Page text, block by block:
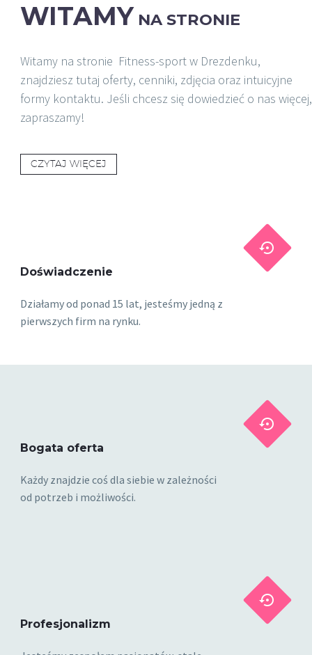
WITAMY NA STRONIE
Witamy na stronie Fitness-sport w Drezdenku,
znajdziesz tutaj oferty, cenniki, zdjęcia oraz intuicyjne
formy kontaktu. Jeśli chcesz się dowiedzieć o nas więcej,
zapraszamy!
CZYTAJ WIĘCEJ
Doświadczenie
Działamy od ponad 15 lat, jesteśmy jedną z
pierwszych firm na rynku.


Bogata oferta
Każdy znajdzie coś dla siebie w zależności
od potrzeb i możliwości.


Profesjonalizm

